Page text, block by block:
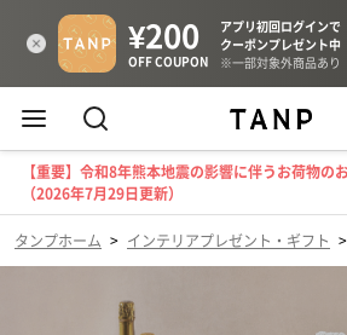
【重要】令和8年熊本地震の影響に伴うお荷物の
（2026年7月29日更新）
タンプホーム > インテリアプレゼント・ギフト >